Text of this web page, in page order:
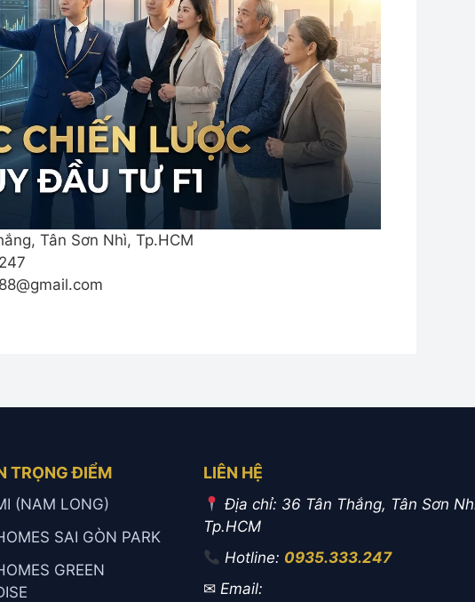
Tân Sơn Nhì, Tp.HCM
TRỌNG ĐIỂM
(NAM LONG)
SAI GÒN PARK
GREEN
LIÊN HỆ
Địa chỉ: 36 Tân Thắng, Tân Sơn
Tp.HCM
Hotline: 0935.333.247
✉ Email: